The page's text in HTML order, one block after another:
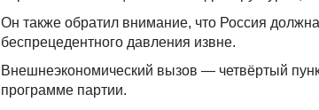
Он также обратил внимание, что Россия
беспрецедентного давления извне.
Внешнеэкономический вызов — четвёртый
программе партии.